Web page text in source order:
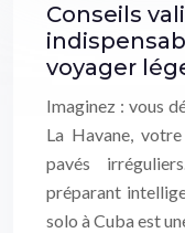
Conseils
voyager
Imaginez : vous
La Havane,
pavés
préparant
solo à Cuba est